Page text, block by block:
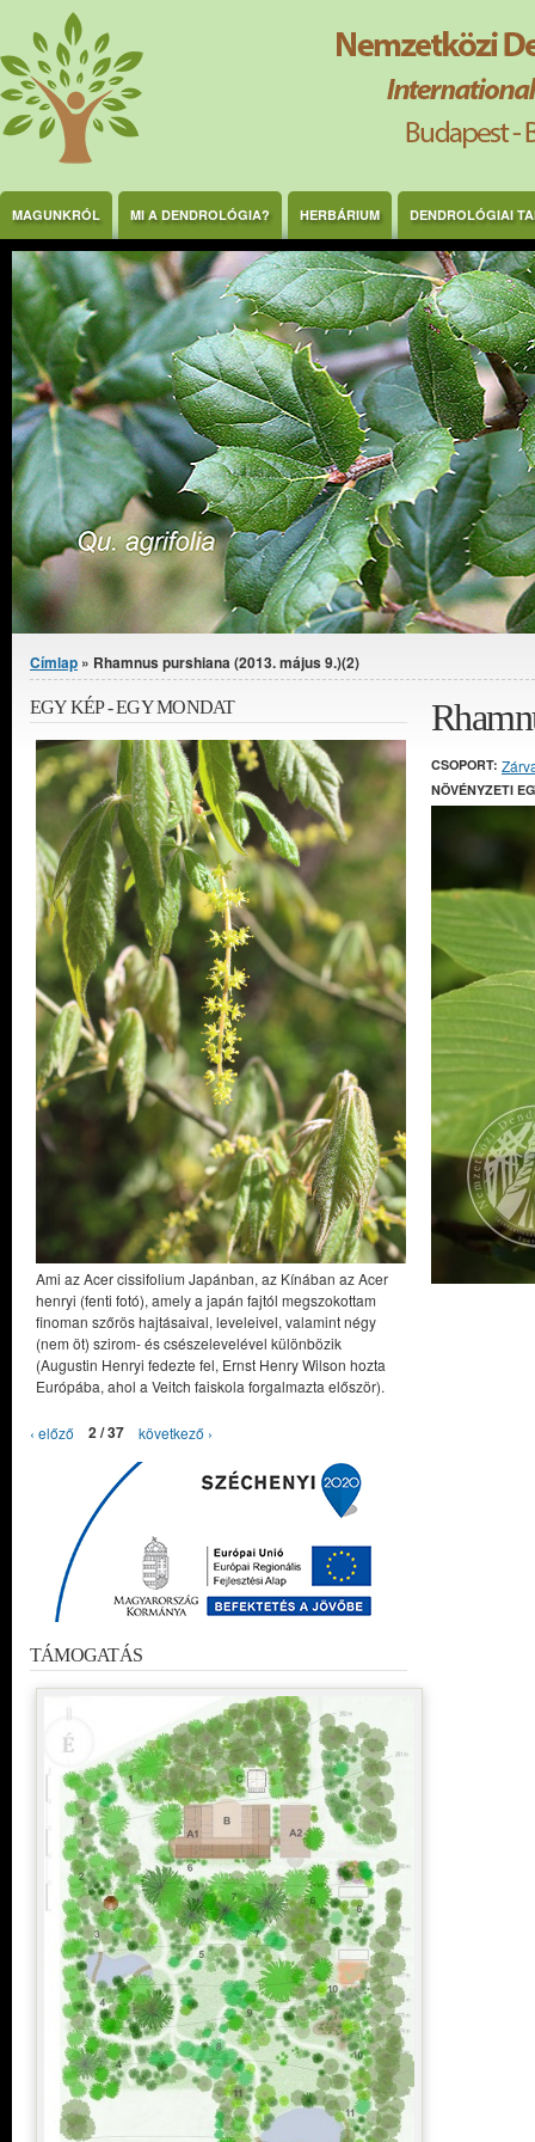
Ugrás a tartalomra
MAGUNKRÓL MI A DENDROLÓGIA? HERBÁRIUM DENDROLÓGIAI
Jelenlegi hely
Címlap » Rhamnus purshiana (2013. május 9.)(2)
CSOPORT:
NÖVÉNYZETI
EGY KÉP - EGY MONDAT
Ami az Acer cissifolium Japánban, az Kínában az Acer
henryi (fenti fotó), amely a japán fajtól megszokottam
finoman szőrös hajtásaival, leveleivel, valamint négy
(nem öt) szirom- és csészelevelével különbözik
(Augustin Henryi fedezte fel, Ernst Henry Wilson hozta
Európába, ahol a Veitch faiskola forgalmazta először).
‹ előző 2 / 37 következő ›
TÁMOGATÁS